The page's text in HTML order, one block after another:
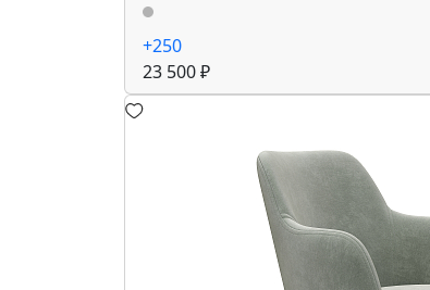
+250
23 500 ₽